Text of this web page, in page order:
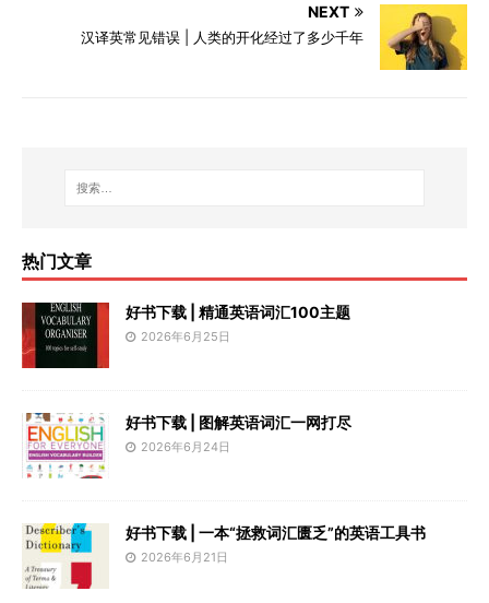
NEXT
汉译英常见错误 | 人类的开化经过了多少千年
热门文章
好书下载 | 精通英语词汇100主题
2026年6月25日
好书下载 | 图解英语词汇一网打尽
2026年6月24日
好书下载 | 一本“拯救词汇匮乏”的英语工具书
2026年6月21日